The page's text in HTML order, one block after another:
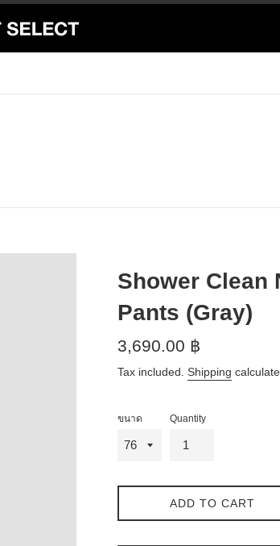
Shower Clean
Pants (Gray)
Regular
3,690.00 ฿
Tax included. Shipping
ขนาด Quantity
ADD TO CART